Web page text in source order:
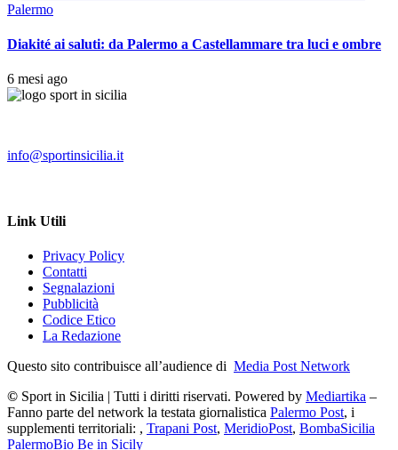
Palermo
Diakité ai saluti: da Palermo a Castellammare tra luci e ombre
6 mesi ago
info@sportinsicilia.it
Link Utili
Privacy Policy
Contatti
Segnalazioni
Pubblicità
Codice Etico
La Redazione
Questo sito contribuisce all’audience di Media Post Network
© Sport in Sicilia | Tutti i diritti riservati. Powered by Mediartika –
Fanno parte del network la testata giornalistica Palermo Post, i
supplementi territoriali: , Trapani Post, MeridioPost, BombaSicilia
PalermoBio Be in Sicily